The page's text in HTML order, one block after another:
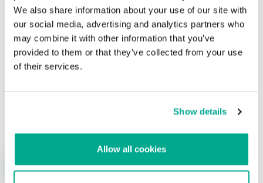
We also share information about your use of our site with
our social media, advertising and analytics partners who
may combine it with other information that you’ve
provided to them or that they’ve collected from your use
of their services.
Show details
Allow all cookies
campos obligatorios están marcados con*